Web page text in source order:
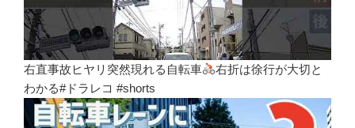
右直事故ヒヤリ突然現れる自転車
右折は徐行が大切と
わかる#ドラレコ #shorts